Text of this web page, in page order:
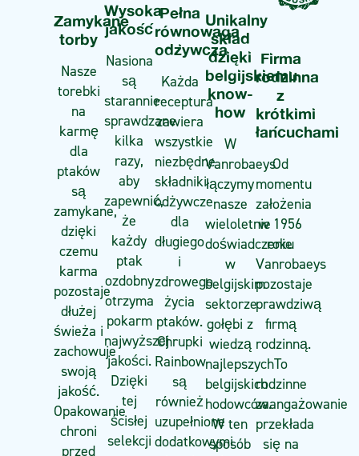
Zamykane
torby
Nasze
torebki
na
karmę
dla
ptaków
są
zamykane,
dzięki
czemu
karma
pozostaje
dłużej
świeża i
zachowuje
swoją
jakość.
Opakowanie
chroni
przed
Wysoka
jakość
Nasiona
są
starannie
sprawdzane
kilka
razy,
aby
zapewnić,
że
każdy
ptak
ozdobny
otrzyma
pokarm
najwyższej
jakości.
Dzięki
tej
ścisłej
selekcji
Pełna
równowaga
odżywcza
Każda
receptura
zawiera
wszystkie
niezbędne
składniki
odżywcze
dla
długiego
i
zdrowego
życia
ptaków.
Chrupki
Rainbow
są
również
uzupełnione
dodatkowymi
Unikalny
skład
dzięki
belgijskiemu
know-
how
W
Vanrobaeys
łączymy
nasze
wieloletnie
doświadczenie
w
belgijskim
sektorze
gołębi z
wiedzą
najlepszych
belgijskich
hodowców.
W ten
sposób
Firma
rodzinna
z
krótkimi
łańcuchami
Od
momentu
założenia
w 1956
roku
Vanrobaeys
pozostaje
prawdziwą
firmą
rodzinną.
To
rodzinne
zaangażowanie
przekłada
się na